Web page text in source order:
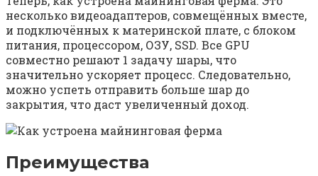
несколько видеоадаптеров, совмещённых вместе,
и подключённых к материнской плате, с блоком
питания, процессором, ОЗУ, SSD. Все GPU
совместно решают 1 задачу шары, что
значительно ускоряет процесс. Следовательно,
можно успеть отправить больше шар до
закрытия, что даст увеличенный доход.
Преимущества